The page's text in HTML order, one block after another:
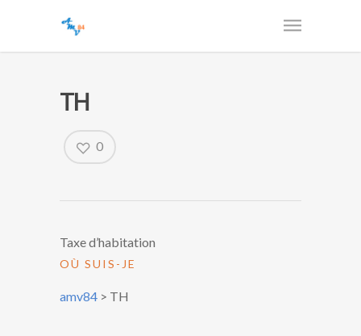
TH
0
Taxe d’habitation
OÙ SUIS-JE
amv84 > TH